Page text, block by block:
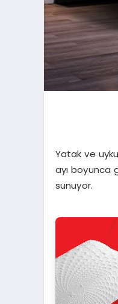
Yatak ve
ayı boyunca
sunuyor.